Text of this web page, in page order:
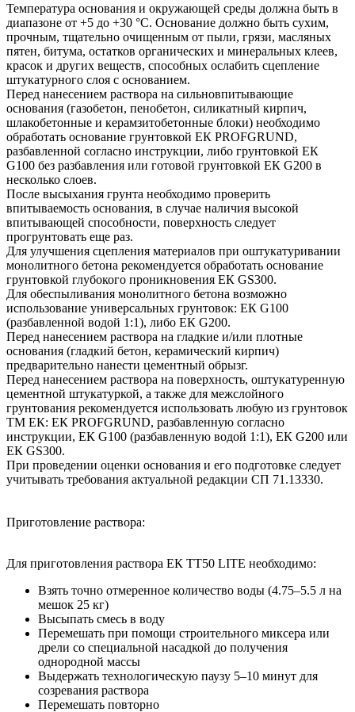
Температура основания и окружающей среды должна быть в
диапазоне от +5 до +30 °С. Основание должно быть сухим,
прочным, тщательно очищенным от пыли, грязи, масляных
пятен, битума, остатков органических и минеральных клеев,
красок и других веществ, способных ослабить сцепление
штукатурного слоя с основанием.
Перед нанесением раствора на сильновпитывающие
основания (газобетон, пенобетон, силикатный кирпич,
шлакобетонные и керамзитобетонные блоки) необходимо
обработать основание грунтовкой ЕК PROFGRUND,
разбавленной согласно инструкции, либо грунтовкой ЕК
G100 без разбавления или готовой грунтовкой ЕК G200 в
несколько слоев.
После высыхания грунта необходимо проверить
впитываемость основания, в случае наличия высокой
впитывающей способности, поверхность следует
прогрунтовать еще раз.
Для улучшения сцепления материалов при оштукатуривании
монолитного бетона рекомендуется обработать основание
грунтовкой глубокого проникновения ЕК GS300.
Для обеспыливания монолитного бетона возможно
использование универсальных грунтовок: ЕК G100
(разбавленной водой 1:1), либо ЕК G200.
Перед нанесением раствора на гладкие и/или плотные
основания (гладкий бетон, керамический кирпич)
предварительно нанести цементный обрызг.
Перед нанесением раствора на поверхность, оштукатуренную
цементной штукатуркой, а также для межслойного
грунтования рекомендуется использовать любую из грунтовок
ТМ ЕК: ЕК PROFGRUND, разбавленную согласно
инструкции, ЕК G100 (разбавленную водой 1:1), ЕК G200 или
ЕК GS300.
При проведении оценки основания и его подготовке следует
учитывать требования актуальной редакции СП 71.13330.
Приготовление раствора:
Для приготовления раствора ЕК TT50 LITE необходимо:
Взять точно отмеренное количество воды (4.75–5.5 л на
мешок 25 кг)
Высыпать смесь в воду
Перемешать при помощи строительного миксера или
дрели со специальной насадкой до получения
однородной массы
Выдержать технологическую паузу 5–10 минут для
созревания раствора
Перемешать повторно